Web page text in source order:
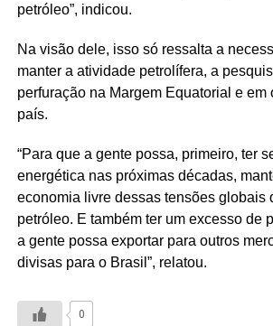
petróleo”, indicou.
Na visão dele, isso só ressalta a
manter a atividade petrolífera, a
perfuração na Margem Equatorial e em
país.
“Para que a gente possa, primeiro, ter
energética nas próximas décadas,
economia livre dessas tensões globais
petróleo. E também ter um excesso de
a gente possa exportar para outros
divisas para o Brasil”, relatou.
0